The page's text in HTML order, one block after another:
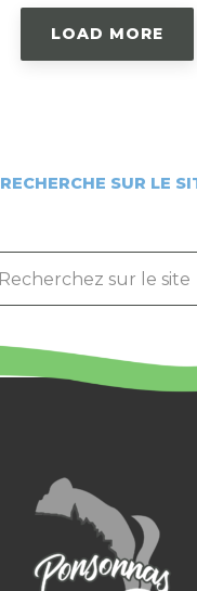
LOAD MORE
RECHERCHE SUR LE
LE
SITE